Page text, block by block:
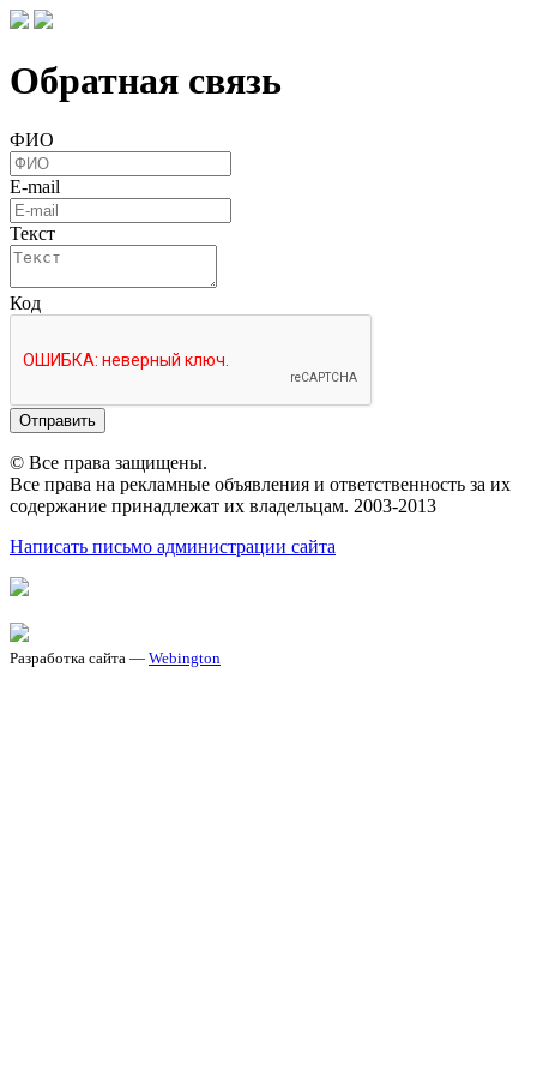
Обратная связь
ФИО
E-mail
Текст
Код
Отправить
© Все права защищены.
Все права на рекламные объявления и ответственность за их
содержание принадлежат их владельцам. 2003-2013
Написать письмо администрации сайта
Разработка сайта — Webington